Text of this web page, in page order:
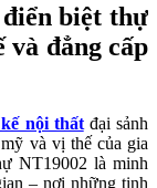
biệt thự
và đẳng cấp
nội thấtđại sảnh
và vị thế của gia
NT19002 là minh
– nơi những tinh